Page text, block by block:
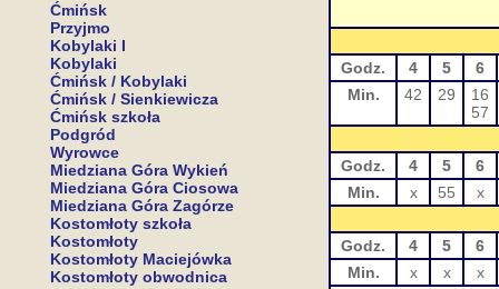
Ćmińsk
Przyjmo
Kobylaki I
Kobylaki
Ćmińsk / Kobylaki
Ćmińsk / Sienkiewicza
Ćmińsk szkoła
Podgród
Wyrowce
Miedziana Góra Wykień
Miedziana Góra Ciosowa
Miedziana Góra Zagórze
Kostomłoty szkoła
Kostomłoty
Kostomłoty Maciejówka
Kostomłoty obwodnica
Godz. 4 5
6
Min.
42 29
16
57
Godz. 4 5
6
Min.
x 55 x
Godz. 4 5
6
Min.
x x
x